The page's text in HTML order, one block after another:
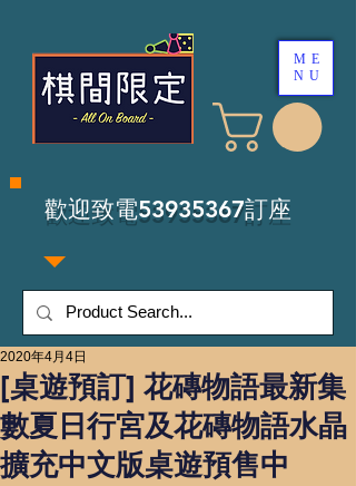
​歡迎致電53935367訂座
ME
NU
[桌遊預訂] 花磚物語最新集
數夏日行宮及花磚物語水晶
擴充中文版桌遊預售中
2020年4月4日